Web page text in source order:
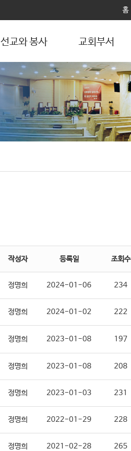
홈
선교와 봉사 교회부서
작성자 등록일 조회수
정명희 2024-01-06 234
정명희 2024-01-02 222
정명희 2023-01-08 197
정명희 2023-01-08 208
정명희 2023-01-03 231
정명희 2022-01-29 228
정명희 2021-02-28 265